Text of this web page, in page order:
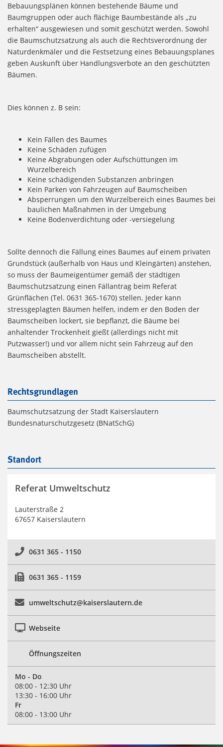
Bebauungsplänen können bestehende Bäume und
Baumgruppen oder auch flächige Baumbestände als „zu
erhalten“ ausgewiesen und somit geschützt werden. Sowohl
die Baumschutzsatzung als auch die Rechtsverordnung der
Naturdenkmäler und die Festsetzung eines Bebauungsplanes
geben Auskunft über Handlungsverbote an den geschützten
Bäumen.
Dies können z. B sein:
Kein Fällen des Baumes
Keine Schäden zufügen
Keine Abgrabungen oder Aufschüttungen im
Wurzelbereich
Keine schädigenden Substanzen anbringen
Kein Parken von Fahrzeugen auf Baumscheiben
Absperrungen um den Wurzelbereich eines Baumes bei
baulichen Maßnahmen in der Umgebung
Keine Bodenverdichtung oder -versiegelung
Sollte dennoch die Fällung eines Baumes auf einem privaten
Grundstück (außerhalb von Haus und Kleingärten) anstehen,
so muss der Baumeigentümer gemäß der städtigen
Baumschutzsatzung einen Fällantrag beim Referat
Grünflächen (Tel. 0631 365-1670) stellen. Jeder kann
stressgeplagten Bäumen helfen, indem er den Boden der
Baumscheiben lockert, sie bepflanzt, die Bäume bei
anhaltender Trockenheit gießt (allerdings nicht mit
Putzwasser!) und vor allem nicht sein Fahrzeug auf den
Baumscheiben abstellt.
Rechtsgrundlagen
Baumschutzsatzung der Stadt Kaiserslautern
Bundesnaturschutzgesetz (BNatSchG)
Standort
Referat Umweltschutz
Lauterstraße 2
67657 Kaiserslautern
0631 365 - 1150
0631 365 - 1159
umweltschutz@kaiserslautern.de
Webseite
Öffnungszeiten
Mo - Do
08:00 - 12:30 Uhr
13:30 - 16:00 Uhr
Fr
08:00 - 13:00 Uhr